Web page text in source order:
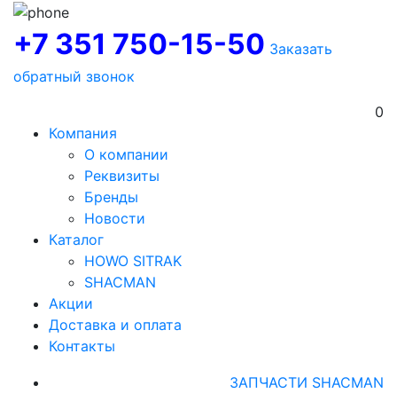
+7 351 750-15-50 Заказать
обратный звонок
0
Компания
О компании
Реквизиты
Бренды
Новости
Каталог
HOWO SITRAK
SHACMAN
Акции
Доставка и оплата
Контакты
ЗАПЧАСТИ SHACMAN